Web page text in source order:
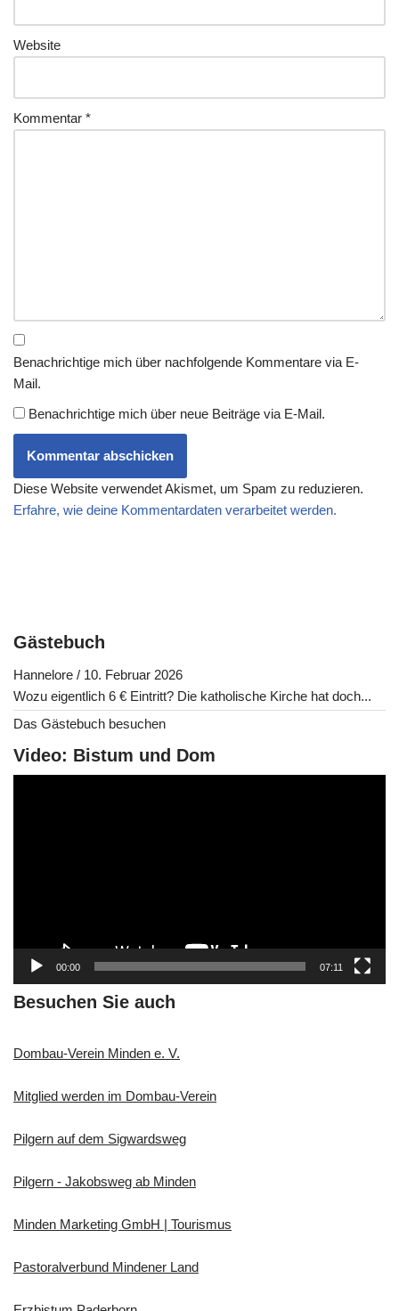
Website
Kommentar *
Benachrichtige mich über nachfolgende Kommentare via E-
Mail.
Benachrichtige mich über neue Beiträge via E-Mail.
Diese Website verwendet Akismet, um Spam zu reduzieren.
Erfahre, wie deine Kommentardaten verarbeitet werden.
Gästebuch
Hannelore / 10. Februar 2026
Wozu eigentlich 6 € Eintritt? Die katholische Kirche hat doch...
Das Gästebuch besuchen
Video: Bistum und Dom
e
00:00 07:11
Besuchen Sie auch
Dombau-Verein Minden e. V.
Mitglied werden im Dombau-Verein
Pilgern auf dem Sigwardsweg
Pilgern - Jakobsweg ab Minden
Minden Marketing GmbH | Tourismus
Pastoralverbund Mindener Land